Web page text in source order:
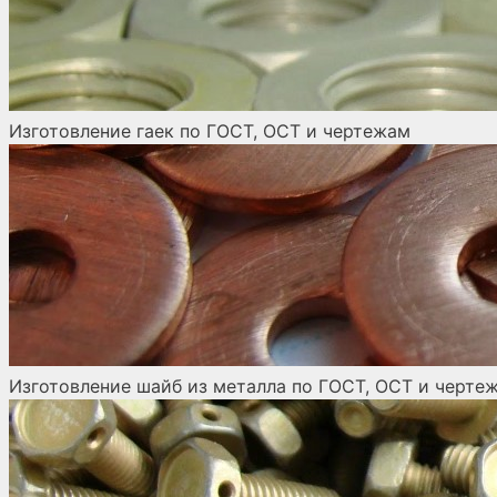
Изготовление гаек по ГОСТ, ОСТ и чертежам
Изготовление шайб из металла по ГОСТ, ОСТ и